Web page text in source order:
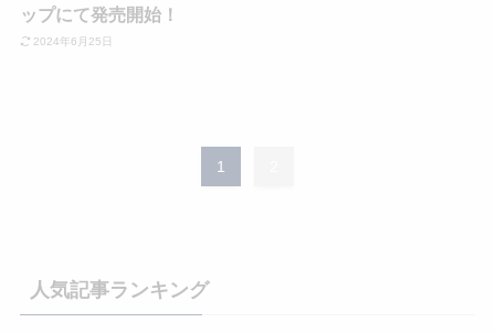
ップにて発売開始！
2024年6月25日
1
人気記事ランキング